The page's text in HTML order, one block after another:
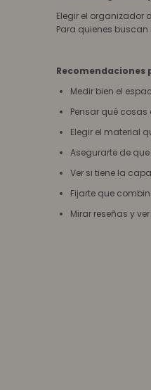
Elegir el organizador
Para quienes
Recomendaciones
Medir bien el
Pensar qué
Elegir el material
Asegurarte de
Ver si tiene la
Fijarte que
Mirar reseñas y